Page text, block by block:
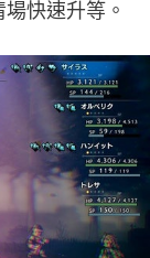
快速升等。